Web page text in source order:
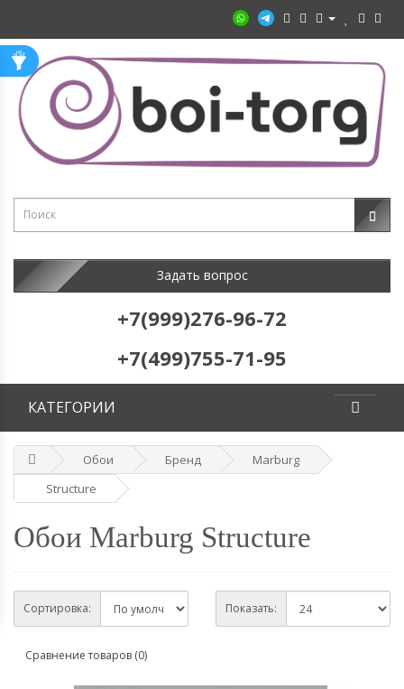
Задать вопрос
+7(999)276-96-72
+7(499)755-71-95
КАТЕГОРИИ
Обои Бренд
Marburg
Structure
Обои Marburg Structure
Сортировка: Показать:
Сравнение товаров (0)